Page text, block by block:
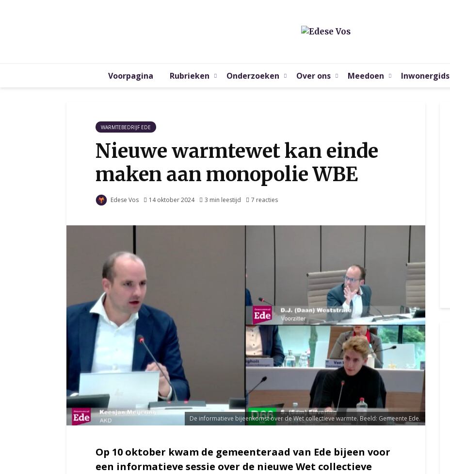
Voorpagina Rubrieken Onderzoeken Over ons Meedoen Inwonergids
WARMTEBEDRIJF EDE
Nieuwe warmtewet kan einde
maken aan monopolie WBE
Edese Vos 14 oktober 2024 3 min leestijd 7 reacties
De informatieve bijeenkomst over de Wet collectieve warmte. Beeld: Gemeente Ede.
Op 10 oktober kwam de gemeenteraad van Ede bijeen voor
een informatieve sessie over de nieuwe Wet collectieve